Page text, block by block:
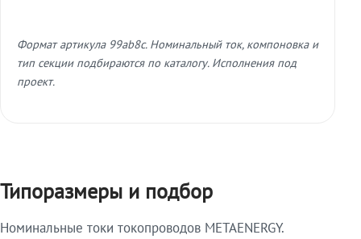
Формат артикула 99ab8c. Номинальный ток, компоновка и
тип секции подбираются по каталогу. Исполнения под
проект.
Типоразмеры и подбор
Номинальные токи токопроводов METAENERGY.